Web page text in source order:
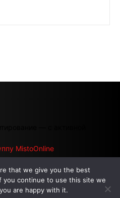
— с активной
MistoOnline
| РЕКЛАМА НА САЙТЕ
that we give you the best
you continue to use this site we
are happy with it.